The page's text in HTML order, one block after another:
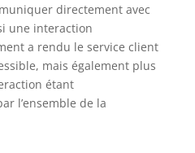
directement avec
une interaction
a rendu le service client
mais également plus
étant
l’ensemble de la